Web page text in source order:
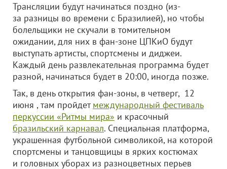
Трансляции будут начинаться поздно (из-
за разницы во времени с Бразилией), но чтобы
болельщики не скучали в томительном
ожидании, для них в фан-зоне ЦПКиО будут
выступать артисты, спортсмены и диджеи.
Каждый день развлекательная программа будет
разной, начинаться будет в 20:00, иногда позже.
Так, в день открытия фан-зоны, в четверг, 12
июня , там пройдетмеждународный фестиваль
перкуссии «Ритмы мира» и красочный
бразильский карнавал. Специальная платформа,
украшенная футбольной символикой, на которой
спортсмены и танцовщицы в ярких костюмах
и головных уборах из разноцветных перьев